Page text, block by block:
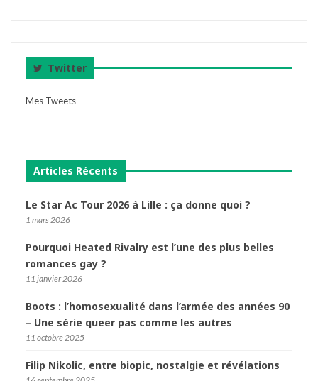
Twitter
Mes Tweets
Articles Récents
Le Star Ac Tour 2026 à Lille : ça donne quoi ?
1 mars 2026
Pourquoi Heated Rivalry est l’une des plus belles
romances gay ?
11 janvier 2026
Boots : l’homosexualité dans l’armée des années 90
– Une série queer pas comme les autres
11 octobre 2025
Filip Nikolic, entre biopic, nostalgie et révélations